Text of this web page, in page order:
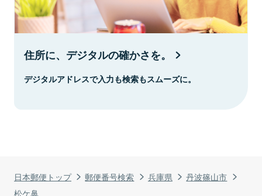
日本郵便トップ 郵便番号検索 兵庫県
丹波篠山市
松ケ鼻
住所に、デジタルの確かさを。
デジタルアドレスで入力も検索もスムーズに。